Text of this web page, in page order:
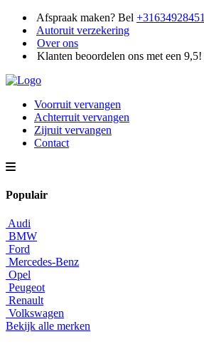
Afspraak maken? Bel +31634928451
Autoruit verzekering
Over ons
Klanten beoordelen ons met een 9,5!
Voorruit vervangen
Achterruit vervangen
Zijruit vervangen
Contact
Populair
Audi
BMW
Ford
Mercedes-Benz
Opel
Peugeot
Renault
Volkswagen
Bekijk alle merken